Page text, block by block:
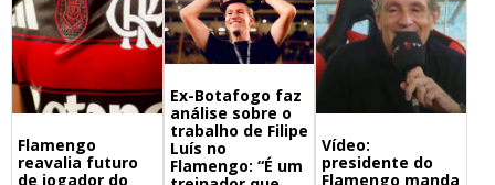
Flamengo
reavalia futuro
de jogador do
Ex-Botafogo faz
análise sobre o
trabalho de Filipe
Luís no
Flamengo: “É um
Vídeo:
presidente do
Flamengo manda